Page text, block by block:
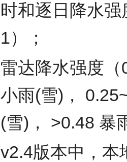
时和逐日降水
1）；
雷达降水强度
小雨(雪)，
(雪)， >0.48 暴
v2.4版本中，本